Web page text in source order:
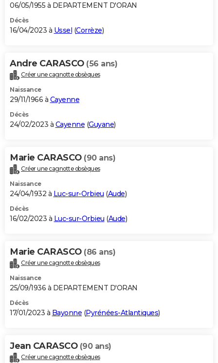
06/05/1955 à DEPARTEMENT D'ORAN
Décès
16/04/2023 à Ussel (Corrèze)
Andre CARASCO (56 ans)
Créer une cagnotte obsèques
Naissance
29/11/1966 à Cayenne
Décès
24/02/2023 à Cayenne (Guyane)
Marie CARASCO (90 ans)
Créer une cagnotte obsèques
Naissance
24/04/1932 à Luc-sur-Orbieu (Aude)
Décès
16/02/2023 à Luc-sur-Orbieu (Aude)
Marie CARASCO (86 ans)
Créer une cagnotte obsèques
Naissance
25/09/1936 à DEPARTEMENT D'ORAN
Décès
17/01/2023 à Bayonne (Pyrénées-Atlantiques)
Jean CARASCO (90 ans)
Créer une cagnotte obsèques